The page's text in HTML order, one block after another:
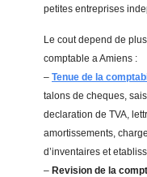
petites entreprises
Le cout depend de
comptable a Amiens :
– Tenue de la
talons de cheques,
declaration de TVA,
amortissements,
d’inventaires et
– Revision de la